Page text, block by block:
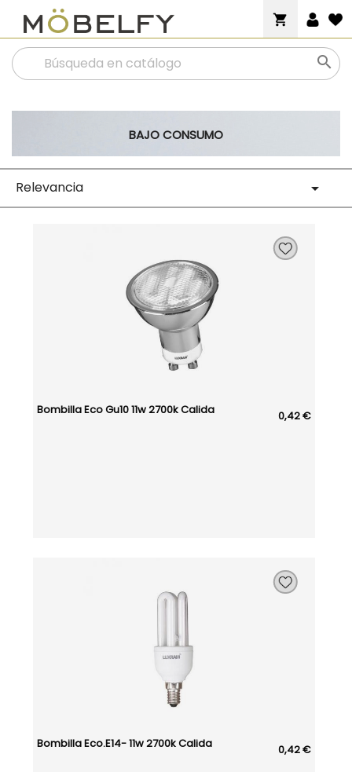
shopping_cart

BAJO CONSUMO
Relevancia 
Bombilla Eco Gu10 11w 2700k Calida 0,42 €
Bombilla Eco.e14- 11w 2700k Calida 0,42 €